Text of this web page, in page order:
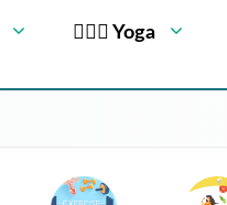
🧘🏻‍♂️ Yoga